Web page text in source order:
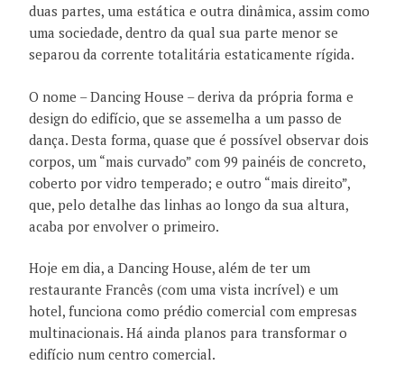
duas partes, uma estática e outra dinâmica, assim como
uma sociedade, dentro da qual sua parte menor se
separou da corrente totalitária estaticamente rígida.
O nome – Dancing House – deriva da própria forma e
design do edifício, que se assemelha a um passo de
dança. Desta forma, quase que é possível observar dois
corpos, um “mais curvado” com 99 painéis de concreto,
coberto por vidro temperado; e outro “mais direito”,
que, pelo detalhe das linhas ao longo da sua altura,
acaba por envolver o primeiro.
Hoje em dia, a Dancing House, além de ter um
restaurante Francês (com uma vista incrível) e um
hotel, funciona como prédio comercial com empresas
multinacionais. Há ainda planos para transformar o
edifício num centro comercial.